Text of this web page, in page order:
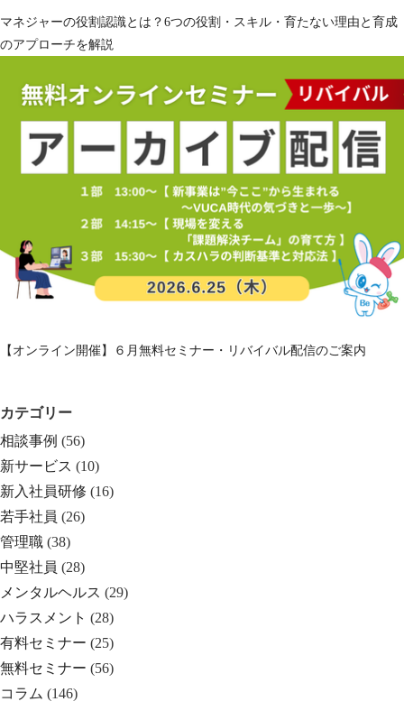
マネジャーの役割認識とは？6つの役割・スキル・育たない理由と育成
のアプローチを解説
【オンライン開催】６月無料セミナー・リバイバル配信のご案内
カテゴリー
相談事例 (56)
新サービス (10)
新入社員研修 (16)
若手社員 (26)
管理職 (38)
中堅社員 (28)
メンタルヘルス (29)
ハラスメント (28)
有料セミナー (25)
無料セミナー (56)
コラム (146)